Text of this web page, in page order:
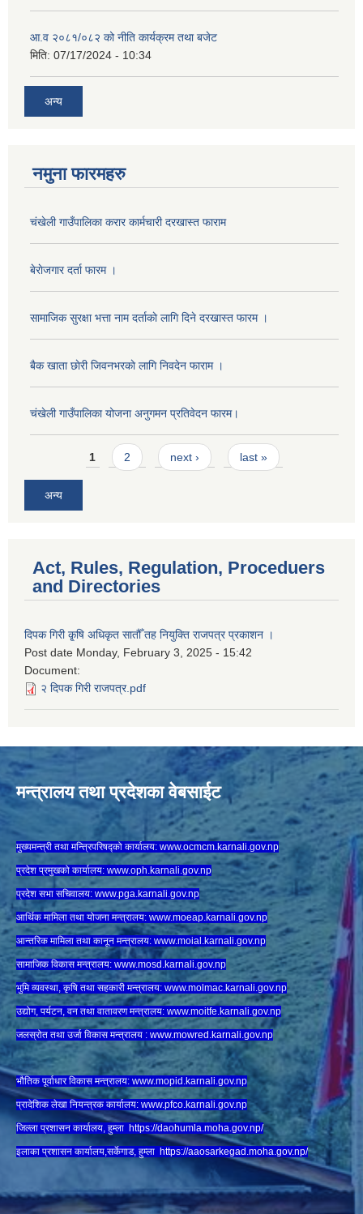
आ.व २०८१/०८२ को नीति कार्यक्रम तथा बजेट
मिति: 07/17/2024 - 10:34
अन्य
नमुना फारमहरु
चंखेली गाउँपालिका करार कार्मचारी दरखास्त फाराम
बेराेजगार दर्ता फारम ।
सामाजिक सुरक्षा भत्ता नाम दर्ताकाे लागि दिने दरखास्त फारम ।
बैक खाता छाेरी जिवनभरकाे लागि निवदेन फाराम ।
चंखेली गाउँपालिका योजना अनुगमन प्रतिवेदन फारम।
Pages1 2 next › last »
अन्य
Act, Rules, Regulation, Proceduers
and Directories
दिपक गिरी कृ्षि अधिकृत सातौँ तह नियुक्ति राजपत्र प्रकाशन ।
Post date Monday, February 3, 2025 - 15:42
Document:
२ दिपक गिरी राजपत्र.pdf
मन्त्रालय तथा प्रदेशका वेबसाईट
मुख्यमन्त्री तथा मन्त्रिपरिषद्को कार्यालय: www.ocmcm.karnali.gov.np
प्रदेश प्रमुखको कार्यालय: www.oph.karnali.gov.np
प्रदेश सभा सचिवालय: www.pga.karnali.gov.np
आर्थिक मामिला तथा योजना मन्त्रालय: www.moeap.karnali.gov.np
आन्तरिक मामिला तथा कानून मन्त्रालय: www.moial.karnali.gov.np
सामाजिक विकास मन्त्रालय: www.mosd.karnali.gov.np
भुमि व्यवस्था, कृषि तथा सहकारी मन्त्रालय: www.molmac.karnali.gov.np
उद्योग, पर्यटन, वन तथा वातावरण मन्त्रालय: www.moitfe.karnali.gov.np
जलस्रोत तथा उर्जा विकास मन्त्रालय : www.mowred.karnali.gov.np
भौतिक पूर्वाधार विकास मन्त्रालय: www.mopid.karnali.gov.np
प्रादेशिक लेखा नियन्त्रक कार्यालय: www.pfco.karnali.gov.np
जिल्ला प्रशासन कार्यालय, हुम्ला https://daohumla.moha.gov.np/
इलाका प्रशासन कार्यालय,सर्केगाड, हुम्ला https://aaosarkegad.moha.gov.np/